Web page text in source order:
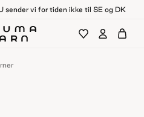
sender vi for tiden ikke til SE og DK